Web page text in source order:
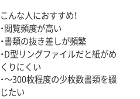
こんな人におすすめ！
・閲覧頻度が高い
・書類の抜き差しが頻繁
・D型リングファイルだと紙がめ
くりにくい
・～300枚程度の少枚数書類を綴
じたい